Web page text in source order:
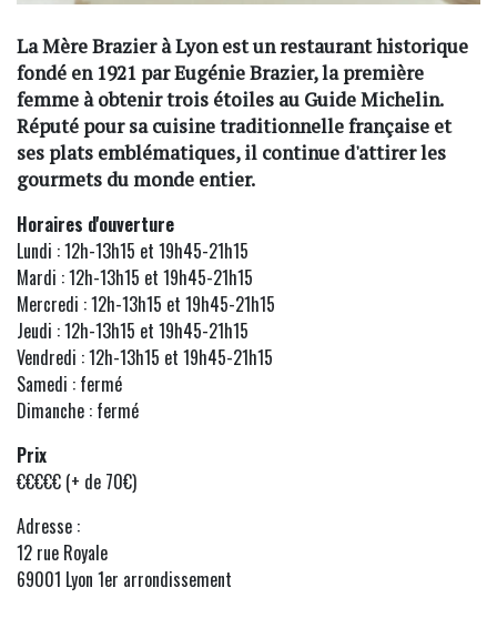
La Mère Brazier à Lyon est un restaurant historique
fondé en 1921 par Eugénie Brazier, la première
femme à obtenir trois étoiles au Guide Michelin.
Réputé pour sa cuisine traditionnelle française et
ses plats emblématiques, il continue d'attirer les
gourmets du monde entier.
Horaires d'ouverture
Lundi : 12h-13h15 et 19h45-21h15
Mardi : 12h-13h15 et 19h45-21h15
Mercredi : 12h-13h15 et 19h45-21h15
Jeudi : 12h-13h15 et 19h45-21h15
Vendredi : 12h-13h15 et 19h45-21h15
Samedi : fermé
Dimanche : fermé
Prix
€€€€€ (+ de 70€)
Adresse :
12 rue Royale
69001 Lyon 1er arrondissement